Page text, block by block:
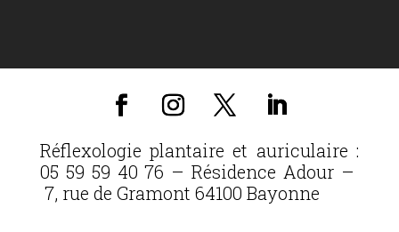
Réflexologie plantaire et auriculaire :
05 59 59 40 76 – Résidence Adour –
7, rue de Gramont 64100 Bayonne